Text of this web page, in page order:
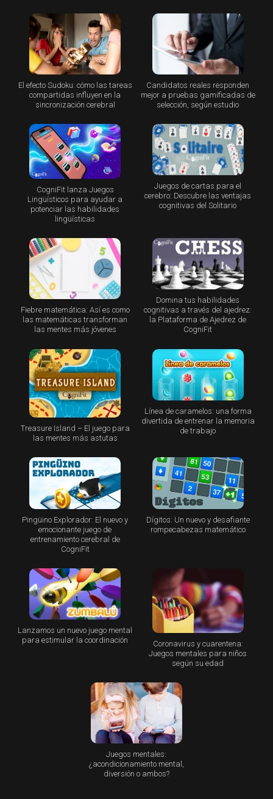
El efecto Sudoku: cómo las tareas
compartidas influyen en la
sincronización cerebral
Candidatos reales responden
mejor a pruebas gamificadas de
selección, según estudio
CogniFit lanza Juegos
Lingüísticos para ayudar a
potenciar las habilidades
lingüísticas
Juegos de cartas para el
cerebro: Descubre las ventajas
cognitivas del Solitario
Fiebre matemática: Así es como
las matemáticas transforman
las mentes más jóvenes
Domina tus habilidades
cognitivas a través del ajedrez:
la Plataforma de Ajedrez de
CogniFit
Treasure Island – El juego para
las mentes más astutas
Línea de caramelos: una forma
divertida de entrenar la memoria
de trabajo
Pingüino Explorador: El nuevo y
emocionante juego de
entrenamiento cerebral de
CogniFit
Dígitos: Un nuevo y desafiante
rompecabezas matemático
Lanzamos un nuevo juego mental
para estimular la coordinación
Coronavirus y cuarentena:
Juegos mentales para niños
según su edad
Juegos mentales:
¿acondicionamiento mental,
diversión o ambos?